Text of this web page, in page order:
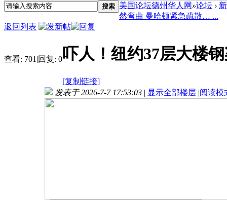
搜索 美国论坛德州华人网 »论坛 ›
然弯曲 曼哈顿紧急疏散… ...
返回列表
查看: 701 |回复: 0吓人！纽约37层大楼
[复制链接]
发表于 2026-7-7 17:53:03 | 显示全部楼层 |阅读模